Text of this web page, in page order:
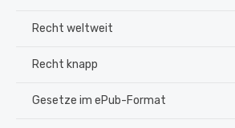
Recht weltweit
Recht knapp
Gesetze im ePub-Format